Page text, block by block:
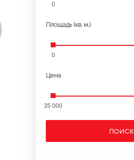
0
Площадь (кв. м.)
0
Цена
35 000
ПОИСК